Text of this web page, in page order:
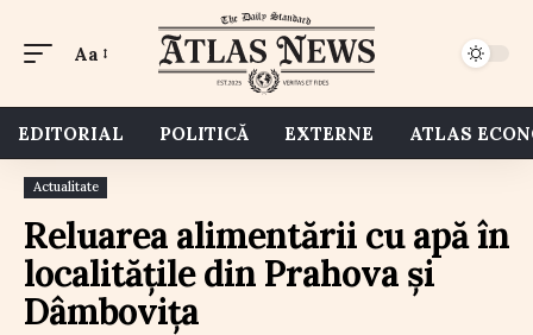
Aa
EDITORIAL POLITICĂ EXTERNE ATLAS
Actualitate
Reluarea alimentării cu apă în
localitățile din Prahova și
Dâmbovița